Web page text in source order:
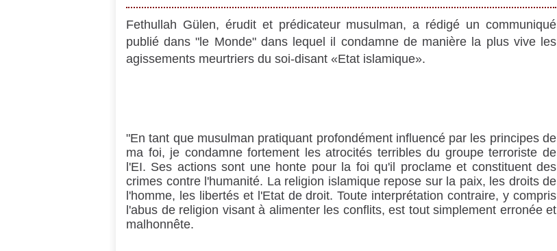
Fethullah Gülen, érudit et prédicateur musulman, a rédigé un communiqué
publié dans "le Monde" dans lequel il condamne de manière la plus vive les
agissements meurtriers du soi-disant «Etat islamique».
"En tant que musulman pratiquant profondément influencé par les principes de
ma foi, je condamne fortement les atrocités terribles du groupe terroriste de
l'EI. Ses actions sont une honte pour la foi qu'il proclame et constituent des
crimes contre l'humanité. La religion islamique repose sur la paix, les droits de
l'homme, les libertés et l'Etat de droit. Toute interprétation contraire, y compris
l'abus de religion visant à alimenter les conflits, est tout simplement erronée et
malhonnête.